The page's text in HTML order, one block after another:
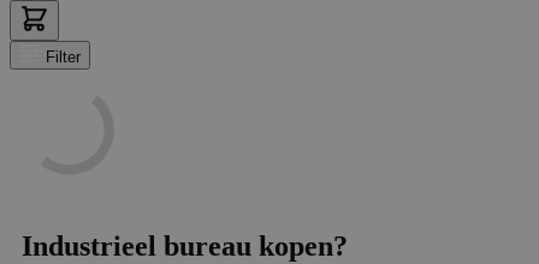
Filter
Industrieel bureau kopen?